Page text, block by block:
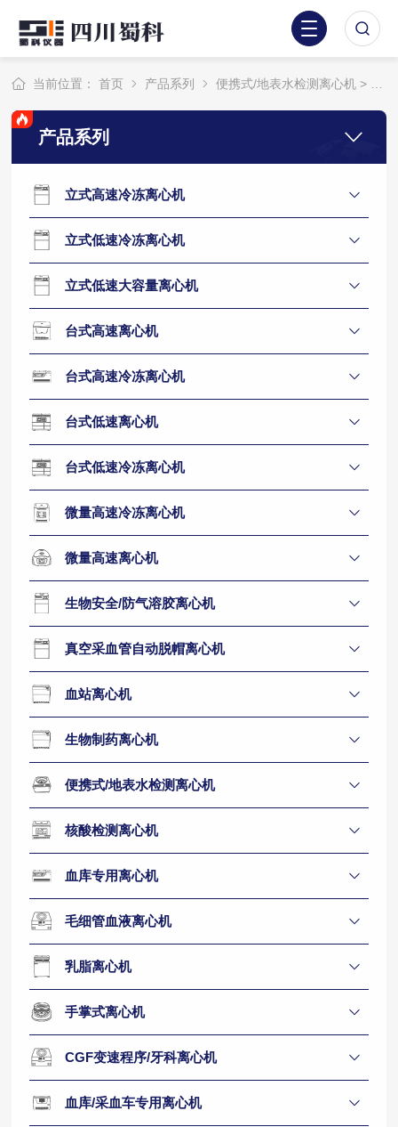
当前位置：首页 产品系列 便携式/地表水检测离心机 > BX-300便携式水质离心机
产品系列
立式高速冷冻离心机
立式低速冷冻离心机
立式低速大容量离心机
台式高速离心机
台式高速冷冻离心机
台式低速离心机
台式低速冷冻离心机
微量高速冷冻离心机
微量高速离心机
生物安全/防气溶胶离心机
真空采血管自动脱帽离心机
血站离心机
生物制药离心机
便携式/地表水检测离心机
核酸检测离心机
血库专用离心机
毛细管血液离心机
乳脂离心机
手掌式离心机
CGF变速程序/牙科离心机
血库/采血车专用离心机